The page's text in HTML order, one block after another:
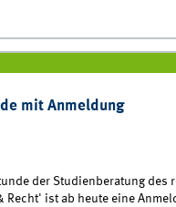
mit Anmeldung
der Studienberatung
Recht' ist ab heute eine